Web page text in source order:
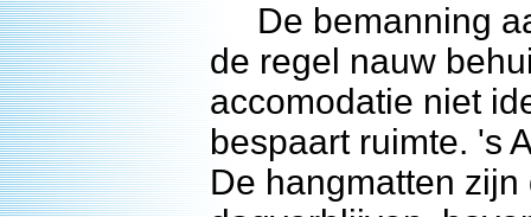
De bemanning
de regel nauw
accomodatie niet
bespaart ruimte. 's
De hangmatten